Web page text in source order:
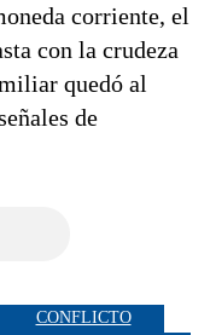
corriente, el
con la crudeza
quedó al
de
CONFLICTO